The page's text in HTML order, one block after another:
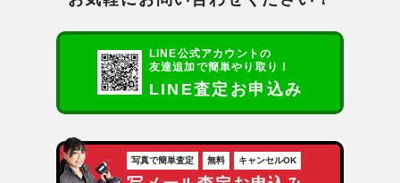
LINE公式アカウントの
友達追加で簡単やり取り！
LINE査定お申込み
写真で簡単査定 無料 キャンセルOK